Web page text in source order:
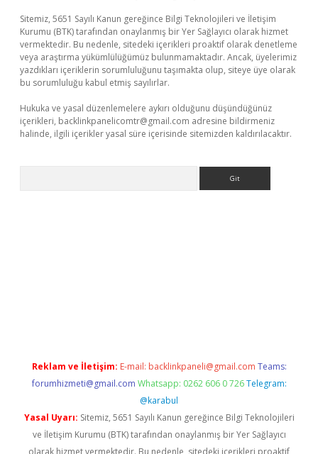
Sitemiz, 5651 Sayılı Kanun gereğince Bilgi Teknolojileri ve İletişim
Kurumu (BTK) tarafından onaylanmış bir Yer Sağlayıcı olarak hizmet
vermektedir. Bu nedenle, sitedeki içerikleri proaktif olarak denetleme
veya araştırma yükümlülüğümüz bulunmamaktadır. Ancak, üyelerimiz
yazdıkları içeriklerin sorumluluğunu taşımakta olup, siteye üye olarak
bu sorumluluğu kabul etmiş sayılırlar.
Hukuka ve yasal düzenlemelere aykırı olduğunu düşündüğünüz
içerikleri, backlinkpanelicomtr@gmail.com adresine bildirmeniz
halinde, ilgili içerikler yasal süre içerisinde sitemizden kaldırılacaktır.
Reklam ve İletişim: E-mail: backlinkpaneli@gmail.com Teams:
forumhizmeti@gmail.com Whatsapp: 0262 606 0 726 Telegram:
@karabul
Yasal Uyarı: Sitemiz, 5651 Sayılı Kanun gereğince Bilgi Teknolojileri
ve İletişim Kurumu (BTK) tarafından onaylanmış bir Yer Sağlayıcı
olarak hizmet vermektedir. Bu nedenle, sitedeki içerikleri proaktif